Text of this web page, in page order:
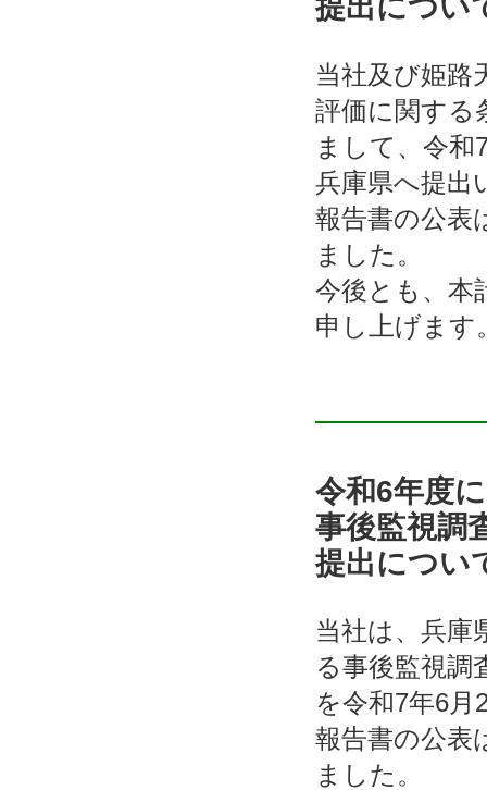
提出につい
当社及び姫路
評価に関する
まして、令和
兵庫県へ提出
報告書の公表
ました。
今後とも、本
申し上げます
令和6年度
事後監視調
提出につい
当社は、兵庫
る事後監視調
を令和7年6月
報告書の公表
ました。